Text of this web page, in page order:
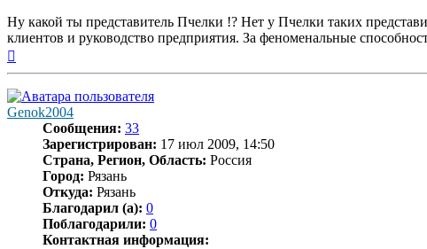
Ну какой ты представитель Пчелки !? Нет у Пчелки таких
клиентов и руководство предприятия. За феноменальные
Genok2004
Сообщения: 33
Зарегистрирован: 17 июл 2009, 14:50
Страна, Регион, Область: Россия
Город: Рязань
Откуда: Рязань
Благодарил (а): 0
Поблагодарили: 0
Контактная информация: